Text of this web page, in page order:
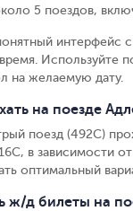
5 поездов,
интерфейс
Используйте
на желаемую дату.
на поезде
поезд (492С)
в зависимости
оптимальный
ж/д билеты на